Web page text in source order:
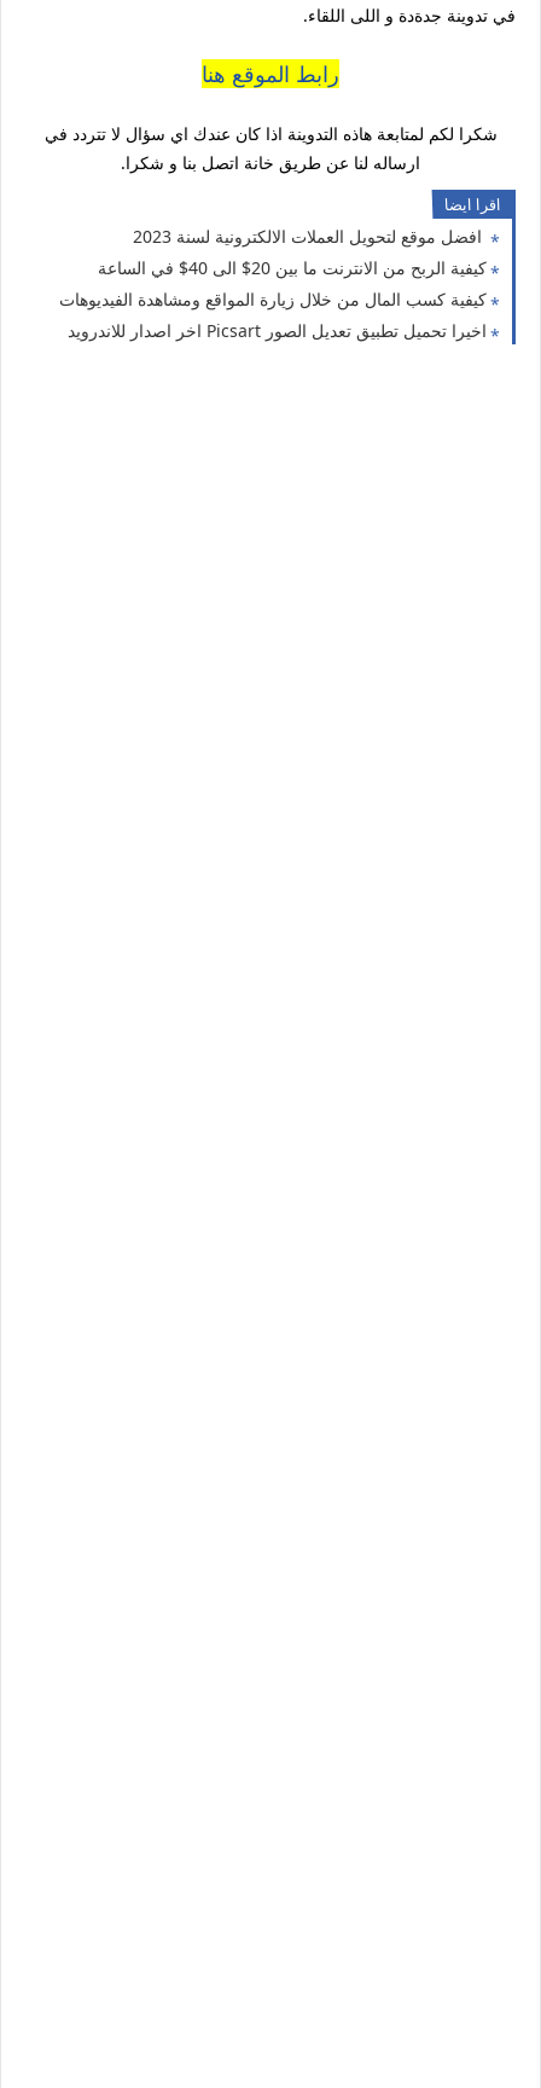
في تدوينة جدةدة و اللى اللقاء.
رابط الموقع هنا
شكرا لكم لمتابعة هاذه التدوينة اذا كان عندك اي سؤال لا تتردد في
ارساله لنا عن طريق خانة اتصل بنا و شكرا.
اقرا ايضا
افضل موقع لتحويل العملات الالكترونية لسنة 2023
كيفية الربح من الانترنت ما بين 20$ الى 40$ في الساعة
كيفية كسب المال من خلال زيارة المواقع ومشاهدة الفيديوهات
اخيرا تحميل تطبيق تعديل الصور Picsart اخر اصدار للاندرويد